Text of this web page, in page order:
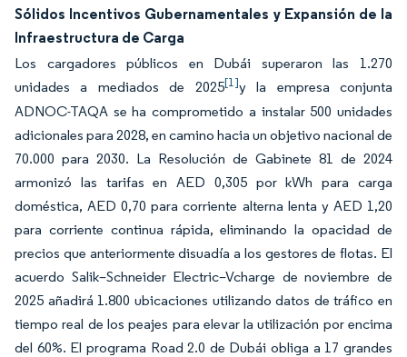
Sólidos Incentivos Gubernamentales y Expansión de la
Infraestructura de Carga
Los cargadores públicos en Dubái superaron las 1.270
unidades a mediados de 2025[1]y la empresa conjunta
ADNOC-TAQA se ha comprometido a instalar 500 unidades
adicionales para 2028, en camino hacia un objetivo nacional de
70.000 para 2030. La Resolución de Gabinete 81 de 2024
armonizó las tarifas en AED 0,305 por kWh para carga
doméstica, AED 0,70 para corriente alterna lenta y AED 1,20
para corriente continua rápida, eliminando la opacidad de
precios que anteriormente disuadía a los gestores de flotas. El
acuerdo Salik–Schneider Electric–Vcharge de noviembre de
2025 añadirá 1.800 ubicaciones utilizando datos de tráfico en
tiempo real de los peajes para elevar la utilización por encima
del 60%. El programa Road 2.0 de Dubái obliga a 17 grandes